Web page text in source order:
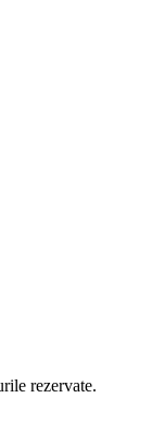
rezervate.